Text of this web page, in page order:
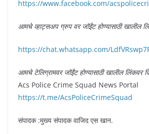
https://www.facebook.com/
आमचे व्हाट्सअप ग्रुप वर जॉईंट होण्यासाठी खालील
https://chat.whatsapp.com/
आमचे टेलिग्रामवर जॉईंट होण्यासाठी खालील लिंकवर
Acs Police Crime Squad News Portal
https://t.me/AcsPoliceCrimeSquad
संपादक :मुख्य संपादक वाजिद एस खान.